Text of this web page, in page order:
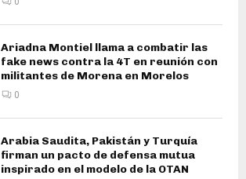
Ariadna Montiel llama a combatir las
fake news contra la 4T en reunión con
militantes de Morena en Morelos
0
Arabia Saudita, Pakistán y Turquía
firman un pacto de defensa mutua
inspirado en el modelo de la OTAN